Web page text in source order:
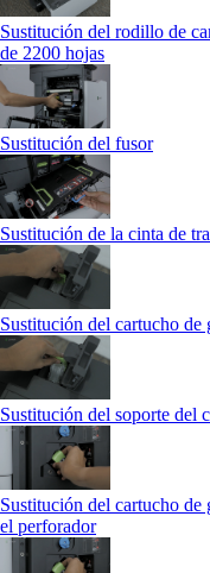
Sustitución del rodillo de
de 2200 hojas
Sustitución del fusor
Sustitución de la cinta de
Sustitución del cartucho de
Sustitución del soporte del
Sustitución del cartucho de
el perforador